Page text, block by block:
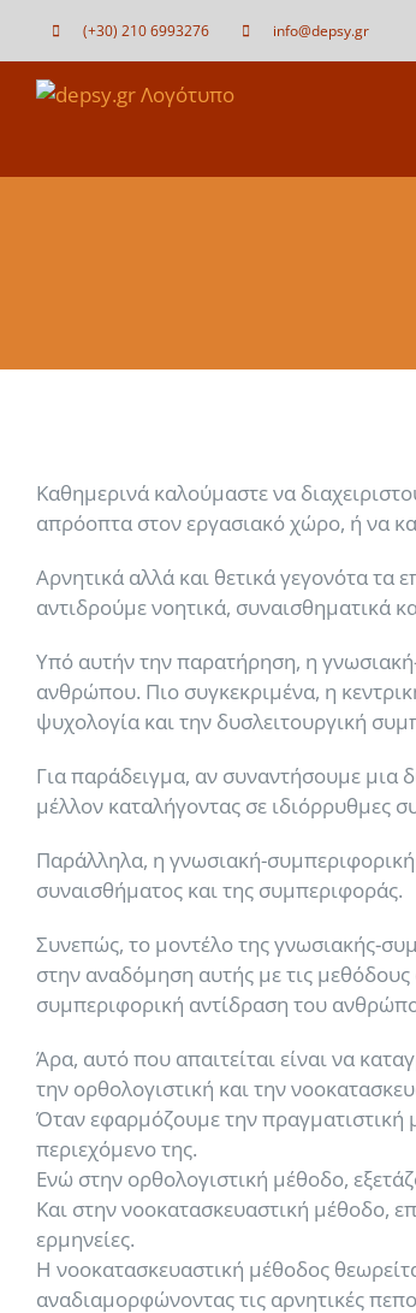
περιεχόμενο
(+30) 210 6993276 info@depsy.gr
Καθημερινά καλούμαστε να
απρόοπτα στον εργασιακό χώρο, ή να
Αρνητικά αλλά και θετικά γεγονότα τα
αντιδρούμε νοητικά, συναισθηματικά
Υπό αυτήν την παρατήρηση, η
ανθρώπου. Πιο συγκεκριμένα, η
ψυχολογία και την δυσλειτουργική
Για παράδειγμα, αν συναντήσουμε μια
μέλλον καταλήγοντας σε ιδιόρρυθμες
Παράλληλα, η γνωσιακή-
συναισθήματος και της συμπεριφοράς.
Συνεπώς, το μοντέλο της γνωσιακής-
στην αναδόμηση αυτής με τις
συμπεριφορική αντίδραση του
Άρα, αυτό που απαιτείται είναι να
την ορθολογιστική και την
Όταν εφαρμόζουμε την πραγματιστική
περιεχόμενο της.
Ενώ στην ορθολογιστική μέθοδο,
Και στην νοοκατασκευαστική μέθοδο,
ερμηνείες.
Η νοοκατασκευαστική μέθοδος
αναδιαμορφώνοντας τις αρνητικές